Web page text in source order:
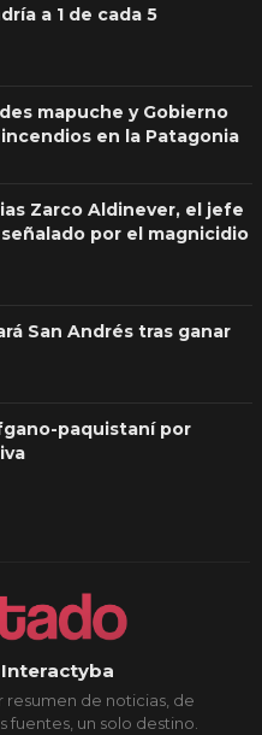
a 1 de cada 5
mapuche y Gobierno
en la Patagonia
Zarco Aldinever, el jefe
por el magnicidio
San Andrés tras ganar
paquistaní por
de noticias, de
fuentes, un solo destino.